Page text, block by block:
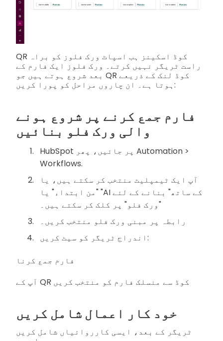
QR کوڈ اسکینز ہب اسپاٹ ورک فلوز کو براہ
راست ٹریگر نہیں کرتے۔ ورک فلوز ایک فارم کے
بعد شروع ہوتے ہیں جو QR کوڈ لنک کے ذریعے
ہوتا ہے۔ ان چاروں مراحل کو پورا کریں:
فارم جمع کرنے پر شروع ہونے
والی ورک فلو بنائیں
HubSpot پر جائیں، پھر Automation >
Workflows.
آپ ایک ٹیمپلیٹ منتخب کر سکتے ہیں، یا
"من ابتداء" یا "AI کے ساتھ" بنانے کے لئے
"ورک فلو" پر کلک کر سکتے ہیں۔
رابطہ پر مبنی ورک فلو منتخب کریں۔
اندراج ٹریگر کو سیٹ کریں:
فارم جمع کرنا
آپ کے QR کوڈ سے منسلک فارم کو منتخب کریں
خود کار اعمال شامل کریں
ٹریگر کے بعد، ایسی کارروائیاں شامل کریں